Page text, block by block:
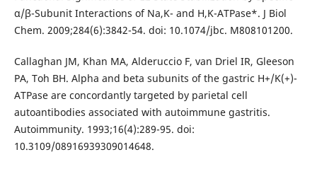
α/β-Subunit Interactions of Na,K- and H,K-ATPase*. J Biol
Chem. 2009;284(6):3842-54. doi: 10.1074/jbc. M808101200.
Callaghan JM, Khan MA, Alderuccio F, van Driel IR, Gleeson
PA, Toh BH. Alpha and beta subunits of the gastric H+/K(+)-
ATPase are concordantly targeted by parietal cell
autoantibodies associated with autoimmune gastritis.
Autoimmunity. 1993;16(4):289-95. doi:
10.3109/08916939309014648.